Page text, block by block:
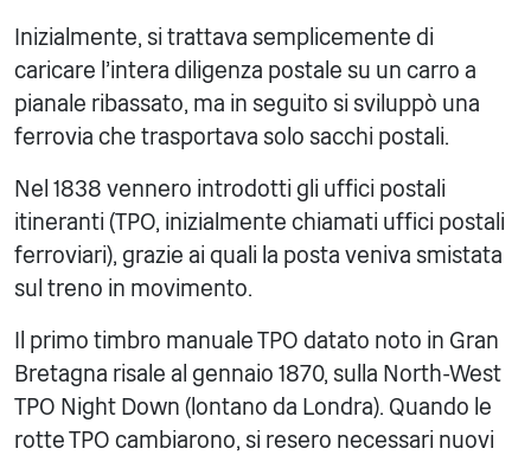
Inizialmente, si trattava semplicemente di
caricare l'intera diligenza postale su un carro a
pianale ribassato, ma in seguito si sviluppò una
ferrovia che trasportava solo sacchi postali.
Nel 1838 vennero introdotti gli uffici postali
itineranti (TPO, inizialmente chiamati uffici postali
ferroviari), grazie ai quali la posta veniva smistata
sul treno in movimento.
Il primo timbro manuale TPO datato noto in Gran
Bretagna risale al gennaio 1870, sulla North-West
TPO Night Down (lontano da Londra). Quando le
rotte TPO cambiarono, si resero necessari nuovi